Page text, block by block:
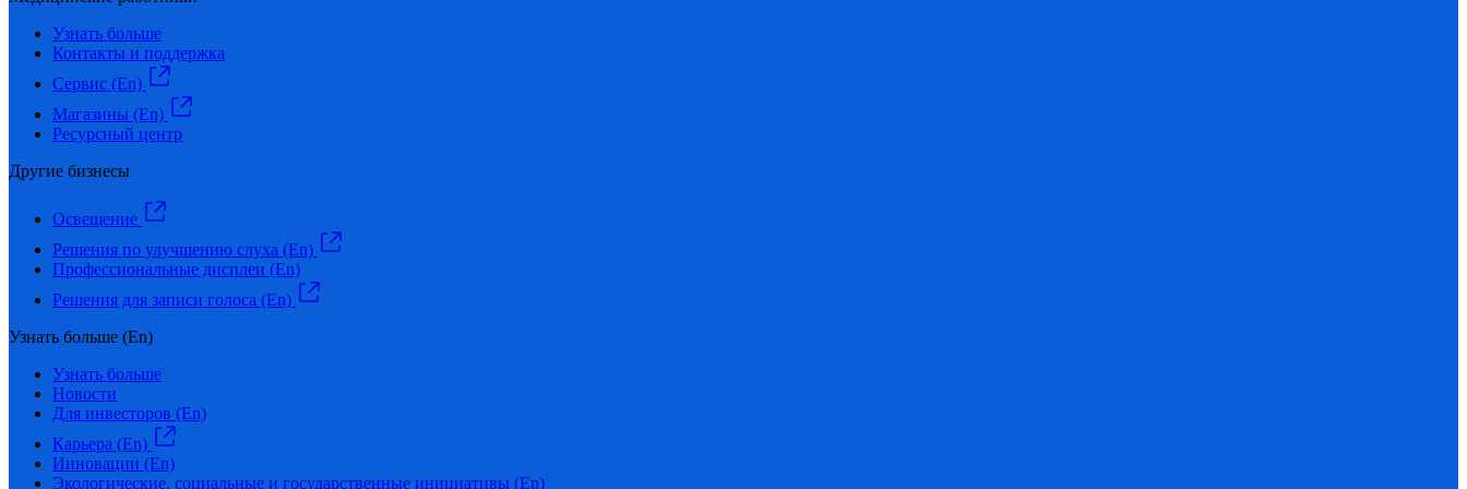
Узнать больше
Контакты и поддержка
Сервис (En)
Магазины (En)
Ресурсный центр
Другие бизнесы
Освещение
Решения по улучшению слуха (En)
Профессиональные дисплеи (En)
Решения для записи голоса (En)
Узнать больше (En)
Узнать больше
Новости
Для инвесторов (En)
Карьера (En)
Инновации (En)
Экологические, социальные и государственные инициативы (En)